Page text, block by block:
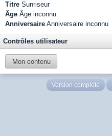
Titre Sunriseur
Âge Âge inconnu
Anniversaire Anniversaire inconnu
Contrôles utilisateur
Mon contenu
Version complète